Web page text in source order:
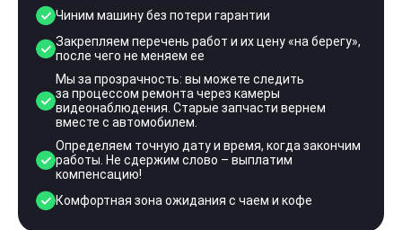
Чиним машину без потери гарантии
Закрепляем перечень работ и их цену «на берегу»,
после чего не меняем ее
Мы за прозрачность: вы можете следить
за процессом ремонта через камеры
видеонаблюдения. Старые запчасти вернем
вместе с автомобилем.
Определяем точную дату и время, когда закончим
работы. Не сдержим слово – выплатим
компенсацию!
Комфортная зона ожидания с чаем и кофе